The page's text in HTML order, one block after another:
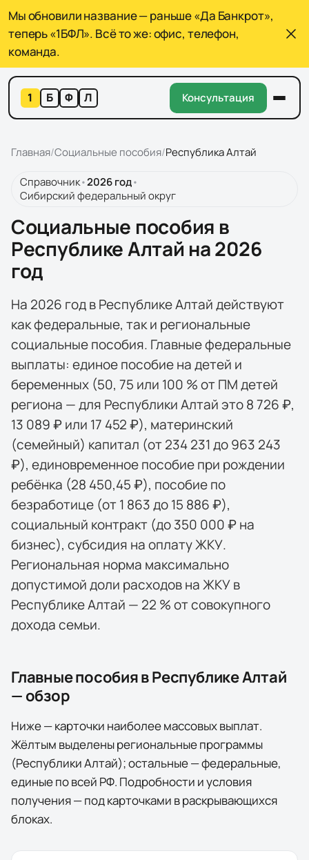
Мы обновили название — раньше «Да Банкрот»,
теперь «1БФЛ». Всё то же: офис, телефон,
команда.
1 Б Ф Л Консультация
Главная/Социальные пособия/Республика Алтай
Справочник•2026 год•
Сибирский федеральный округ
Социальные пособия в
Республике Алтай на 2026
год
На 2026 год в Республике Алтай действуют
как федеральные, так и региональные
социальные пособия. Главные федеральные
выплаты: единое пособие на детей и
беременных (50, 75 или 100 % от ПМ детей
региона — для Республики Алтай это 8 726 ₽,
13 089 ₽ или 17 452 ₽), материнский
(семейный) капитал (от 234 231 до 963 243
₽), единовременное пособие при рождении
ребёнка (28 450,45 ₽), пособие по
безработице (от 1 863 до 15 886 ₽),
социальный контракт (до 350 000 ₽ на
бизнес), субсидия на оплату ЖКУ.
Региональная норма максимально
допустимой доли расходов на ЖКУ в
Республике Алтай — 22 % от совокупного
дохода семьи.
Главные пособия вРеспублике Алтай
— обзор
Ниже — карточки наиболее массовых выплат.
Жёлтым выделенырегиональные программы
(Республики Алтай); остальные — федеральные,
единые по всей РФ. Подробности и условия
получения — под карточками в раскрывающихся
блоках.